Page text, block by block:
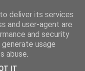
deliver its services
and user-agent are
and security
usage
abuse.
IT